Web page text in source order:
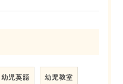
幼児英語 幼児教室